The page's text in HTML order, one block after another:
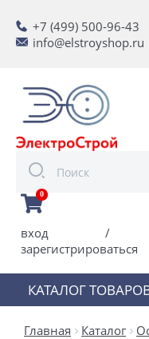
+7 (499) 500-96-43
info@elstroyshop.ru
0
вход
/
зарегистрироваться
КАТАЛОГ
Главная Каталог